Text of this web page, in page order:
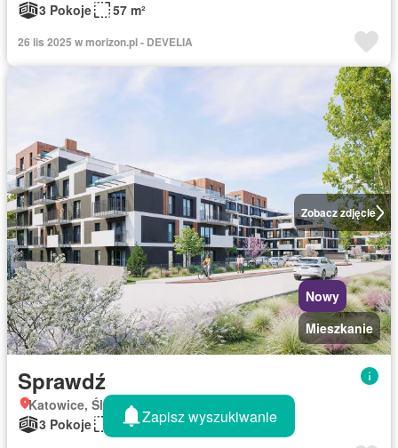
3 Pokoje
57 m²
26 lis 2025 w morizon.pl - DEVELIA
Zobacz zdjęcie
Nowy
Mieszkanie
Sprawdź
Katowice, Śląskie
3 Pokoje
53 m²Zapisz wyszukiwanie